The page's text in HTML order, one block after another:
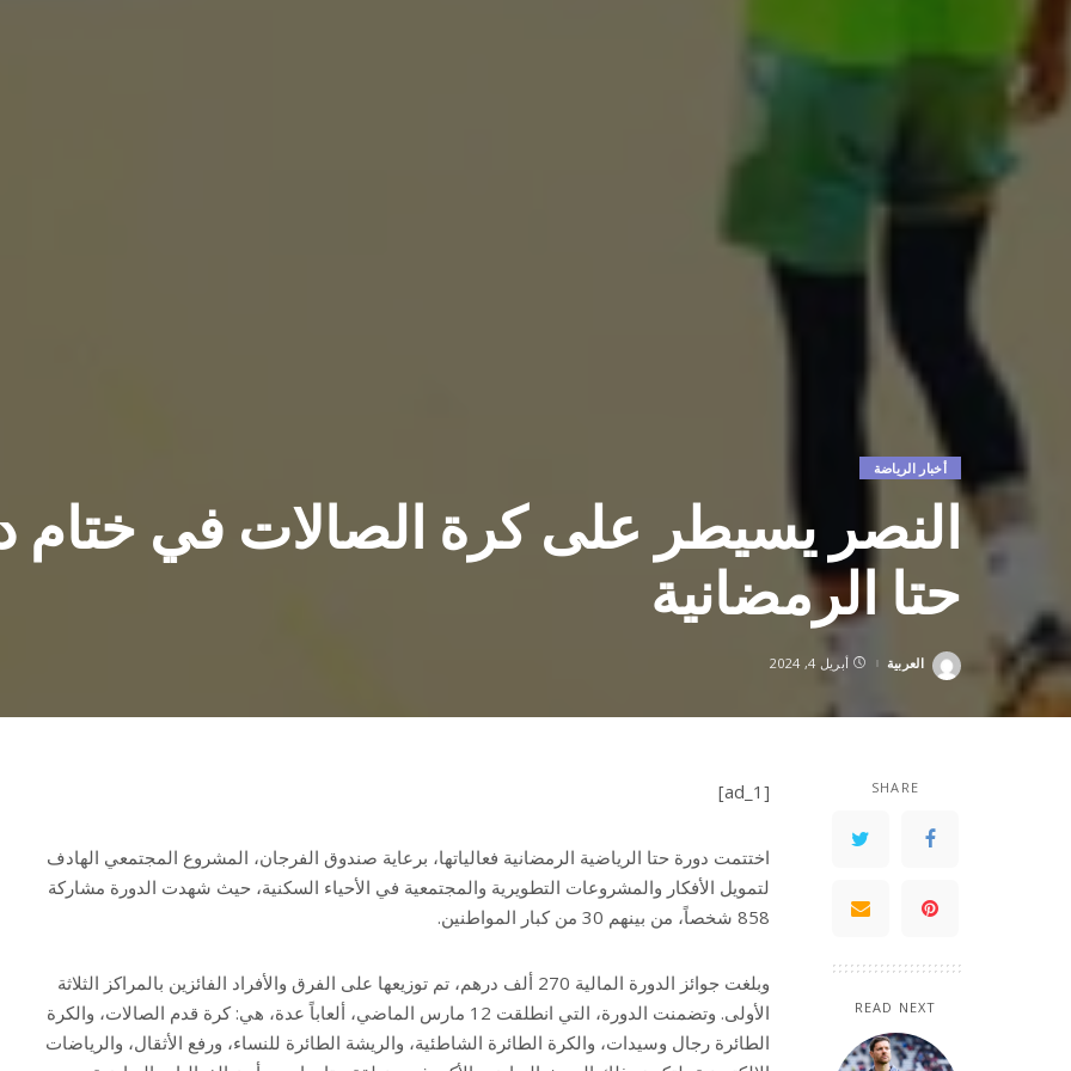
أخبار الرياضة
النصر يسيطر على كرة الصالات في ختام
حتا الرمضانية
Posted
العربية أبريل 4, 2024
SHARE
READ NEXT
[ad_1]
اختتمت دورة حتا الرياضية الرمضانية فعالياتها، برعاية صندوق الفرجان، المشروع المجتمعي الهادف
لتمويل الأفكار والمشروعات التطويرية والمجتمعية في الأحياء السكنية، حيث شهدت الدورة مشاركة
858 شخصاً، من بينهم 30 من كبار المواطنين.
وبلغت جوائز الدورة المالية 270 ألف درهم، تم توزيعها على الفرق والأفراد الفائزين بالمراكز الثلاثة
الأولى. وتضمنت الدورة، التي انطلقت 12 مارس الماضي، ألعاباً عدة، هي: كرة قدم الصالات، والكرة
الطائرة رجال وسيدات، والكرة الطائرة الشاطئية، والريشة الطائرة للنساء، ورفع الأثقال، والرياضات